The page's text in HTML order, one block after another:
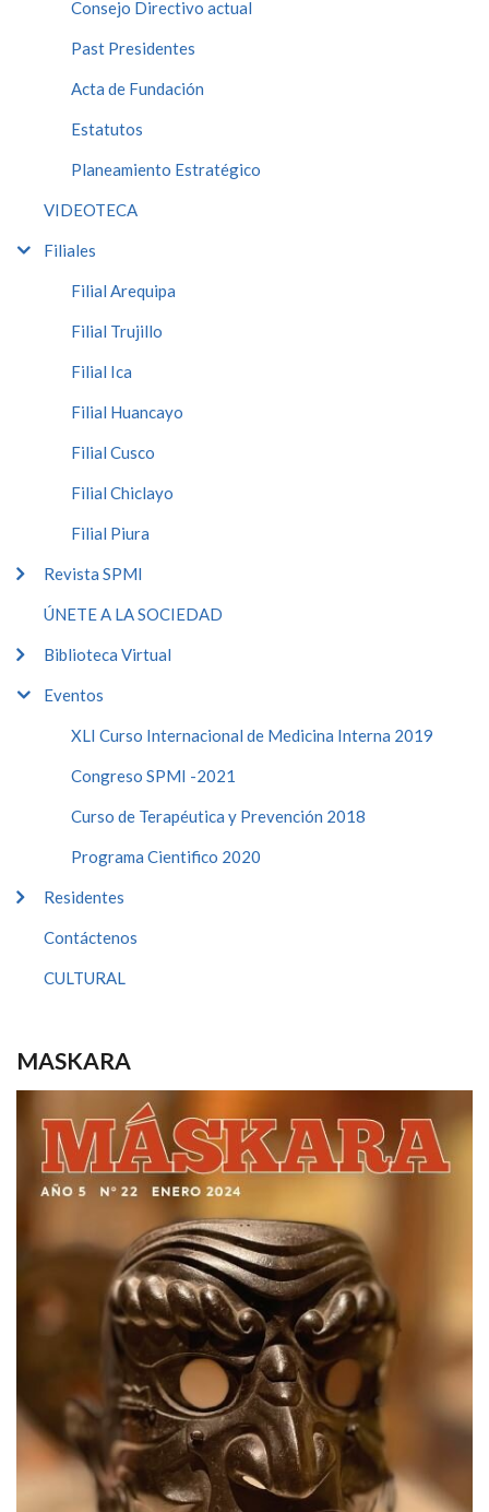
Consejo Directivo actual
Past Presidentes
Acta de Fundación
Estatutos
Planeamiento Estratégico
VIDEOTECA
Filiales
Filial Arequipa
Filial Trujillo
Filial Ica
Filial Huancayo
Filial Cusco
Filial Chiclayo
Filial Piura
Revista SPMI
ÚNETE A LA SOCIEDAD
Biblioteca Virtual
Eventos
XLI Curso Internacional de Medicina Interna 2019
Congreso SPMI -2021
Curso de Terapéutica y Prevención 2018
Programa Cientifico 2020
Residentes
Contáctenos
CULTURAL
MASKARA